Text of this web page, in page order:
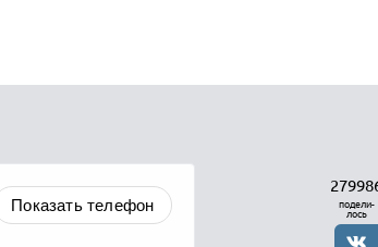
Показать телефон
подели-
лось